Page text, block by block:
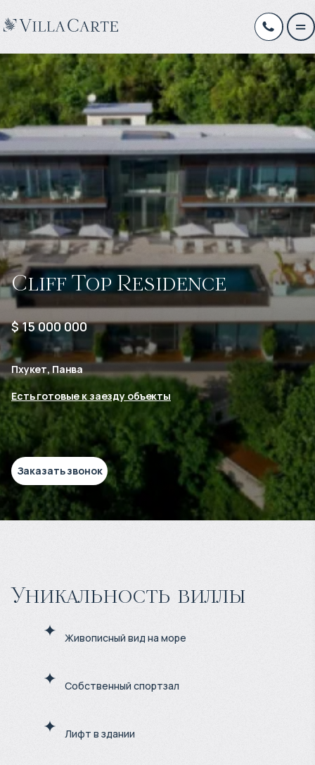
Cliff Top Residence
$ 15 000 000
Пхукет, Панва
Есть готовые к заезду объекты
Заказать звонок
Уникальность виллы
Живописный вид на море
Собственный спортзал
Лифт в здании